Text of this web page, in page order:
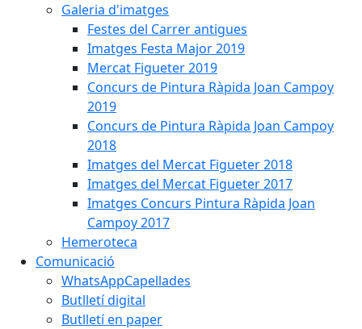
Galeria d'imatges
Festes del Carrer antigues
Imatges Festa Major 2019
Mercat Figueter 2019
Concurs de Pintura Ràpida Joan Campoy
2019
Concurs de Pintura Ràpida Joan Campoy
2018
Imatges del Mercat Figueter 2018
Imatges del Mercat Figueter 2017
Imatges Concurs Pintura Ràpida Joan
Campoy 2017
Hemeroteca
Comunicació
WhatsAppCapellades
Butlletí digital
Butlletí en paper